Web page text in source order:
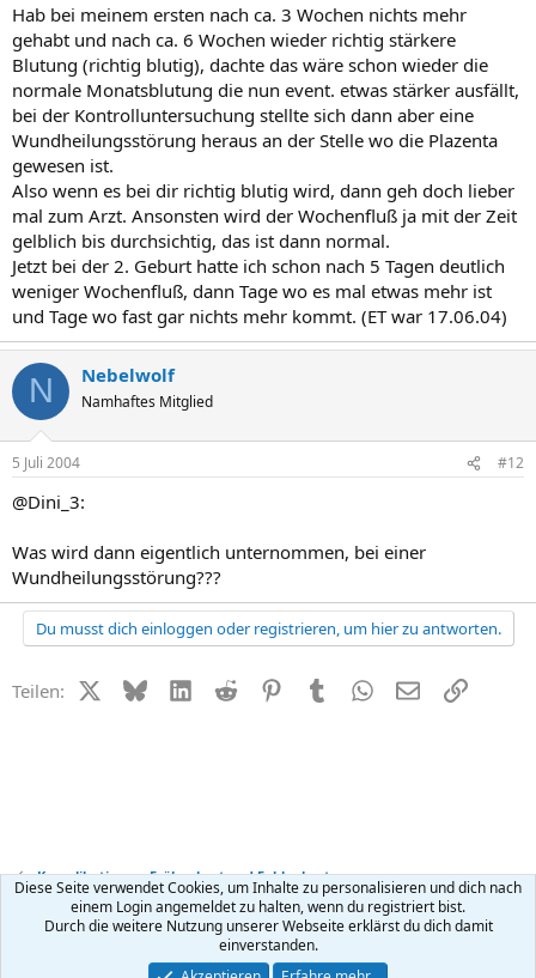
Hab bei meinem ersten nach ca. 3 Wochen nichts mehr
gehabt und nach ca. 6 Wochen wieder richtig stärkere
Blutung (richtig blutig), dachte das wäre schon wieder die
normale Monatsblutung die nun event. etwas stärker ausfällt,
bei der Kontrolluntersuchung stellte sich dann aber eine
Wundheilungsstörung heraus an der Stelle wo die Plazenta
gewesen ist.
Also wenn es bei dir richtig blutig wird, dann geh doch lieber
mal zum Arzt. Ansonsten wird der Wochenfluß ja mit der Zeit
gelblich bis durchsichtig, das ist dann normal.
Jetzt bei der 2. Geburt hatte ich schon nach 5 Tagen deutlich
weniger Wochenfluß, dann Tage wo es mal etwas mehr ist
und Tage wo fast gar nichts mehr kommt. (ET war 17.06.04)
N Nebelwolf
Namhaftes Mitglied
5 Juli 2004 #12
@Dini_3:
Was wird dann eigentlich unternommen, bei einer
Wundheilungsstörung???
Du musst dich einloggen oder registrieren, um hier zu antworten.
Teilen: X (Twitter)
BlueskyLinkedIn
Reddit PinterestTumblr WhatsApp
E-MailLink
Komplikationen, Frühgeburt und Fehlgeburt
Kontakt Nutzungsbedingungen Datenschutz Hilfe
R
Community platform by XenForo ® © 2010-2026 XenForo Ltd.
Diese Seite verwendet Cookies, um Inhalte zu personalisieren und dich nach
einem Login angemeldet zu halten, wenn du registriert bist.
Durch die weitere Nutzung unserer Webseite erklärst du dich damit
einverstanden.